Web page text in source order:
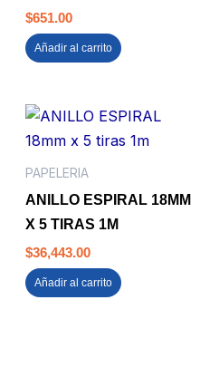
$651.00
Añadir al carrito
PAPELERIA
ANILLO ESPIRAL 18MM
X 5 TIRAS 1M
$36,443.00
Añadir al carrito